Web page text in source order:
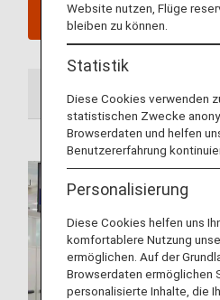
Meine geplanten
Am Flughafen
Website nutzen, Flüge
bleiben zu können.
Statistik
Diese Cookies verwenden
statistischen Zwecke
Browserdaten und helfen
Benutzererfahrung
Personalisierung
Diese Cookies helfen uns
komfortablere Nutzung
ermöglichen. Auf der
Browserdaten ermöglichen
personalisierte Inhalte, die